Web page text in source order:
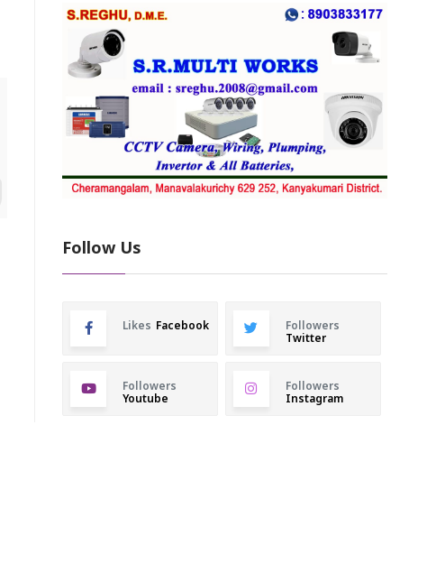
Follow Us
Likes Facebook
Followers
Twitter
Followers
Youtube
Followers
Instagram